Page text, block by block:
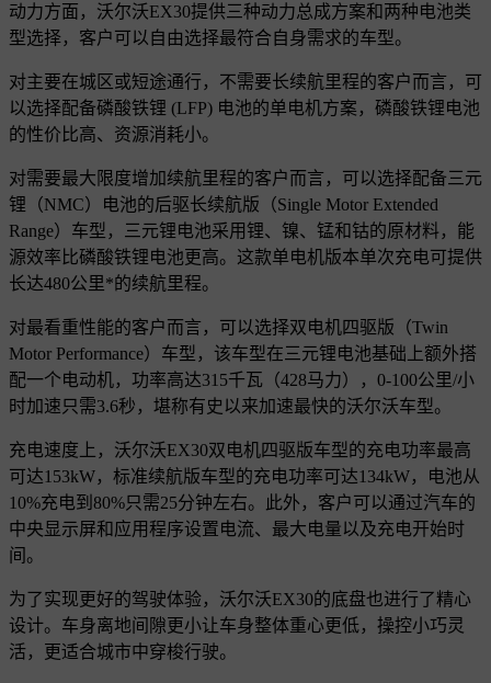
动力方面，沃尔沃EX30提供三种动力总成方案和两种电池类
型选择，客户可以自由选择最符合自身需求的车型。
对主要在城区或短途通行，不需要长续航里程的客户而言，可
以选择配备磷酸铁锂 (LFP) 电池的单电机方案，磷酸铁锂电池
的性价比高、资源消耗小。
对需要最大限度增加续航里程的客户而言，可以选择配备三元
锂（NMC）电池的后驱长续航版（Single Motor Extended
Range）车型，三元锂电池采用锂、镍、锰和钴的原材料，能
源效率比磷酸铁锂电池更高。这款单电机版本单次充电可提供
长达480公里*的续航里程。
对最看重性能的客户而言，可以选择双电机四驱版（Twin
Motor Performance）车型，该车型在三元锂电池基础上额外搭
配一个电动机，功率高达315千瓦（428马力），0-100公里/小
时加速只需3.6秒，堪称有史以来加速最快的沃尔沃车型。
充电速度上，沃尔沃EX30双电机四驱版车型的充电功率最高
可达153kW，标准续航版车型的充电功率可达134kW，电池从
10%充电到80%只需25分钟左右。此外，客户可以通过汽车的
中央显示屏和应用程序设置电流、最大电量以及充电开始时
间。
为了实现更好的驾驶体验，沃尔沃EX30的底盘也进行了精心
设计。车身离地间隙更小让车身整体重心更低，操控小巧灵
活，更适合城市中穿梭行驶。